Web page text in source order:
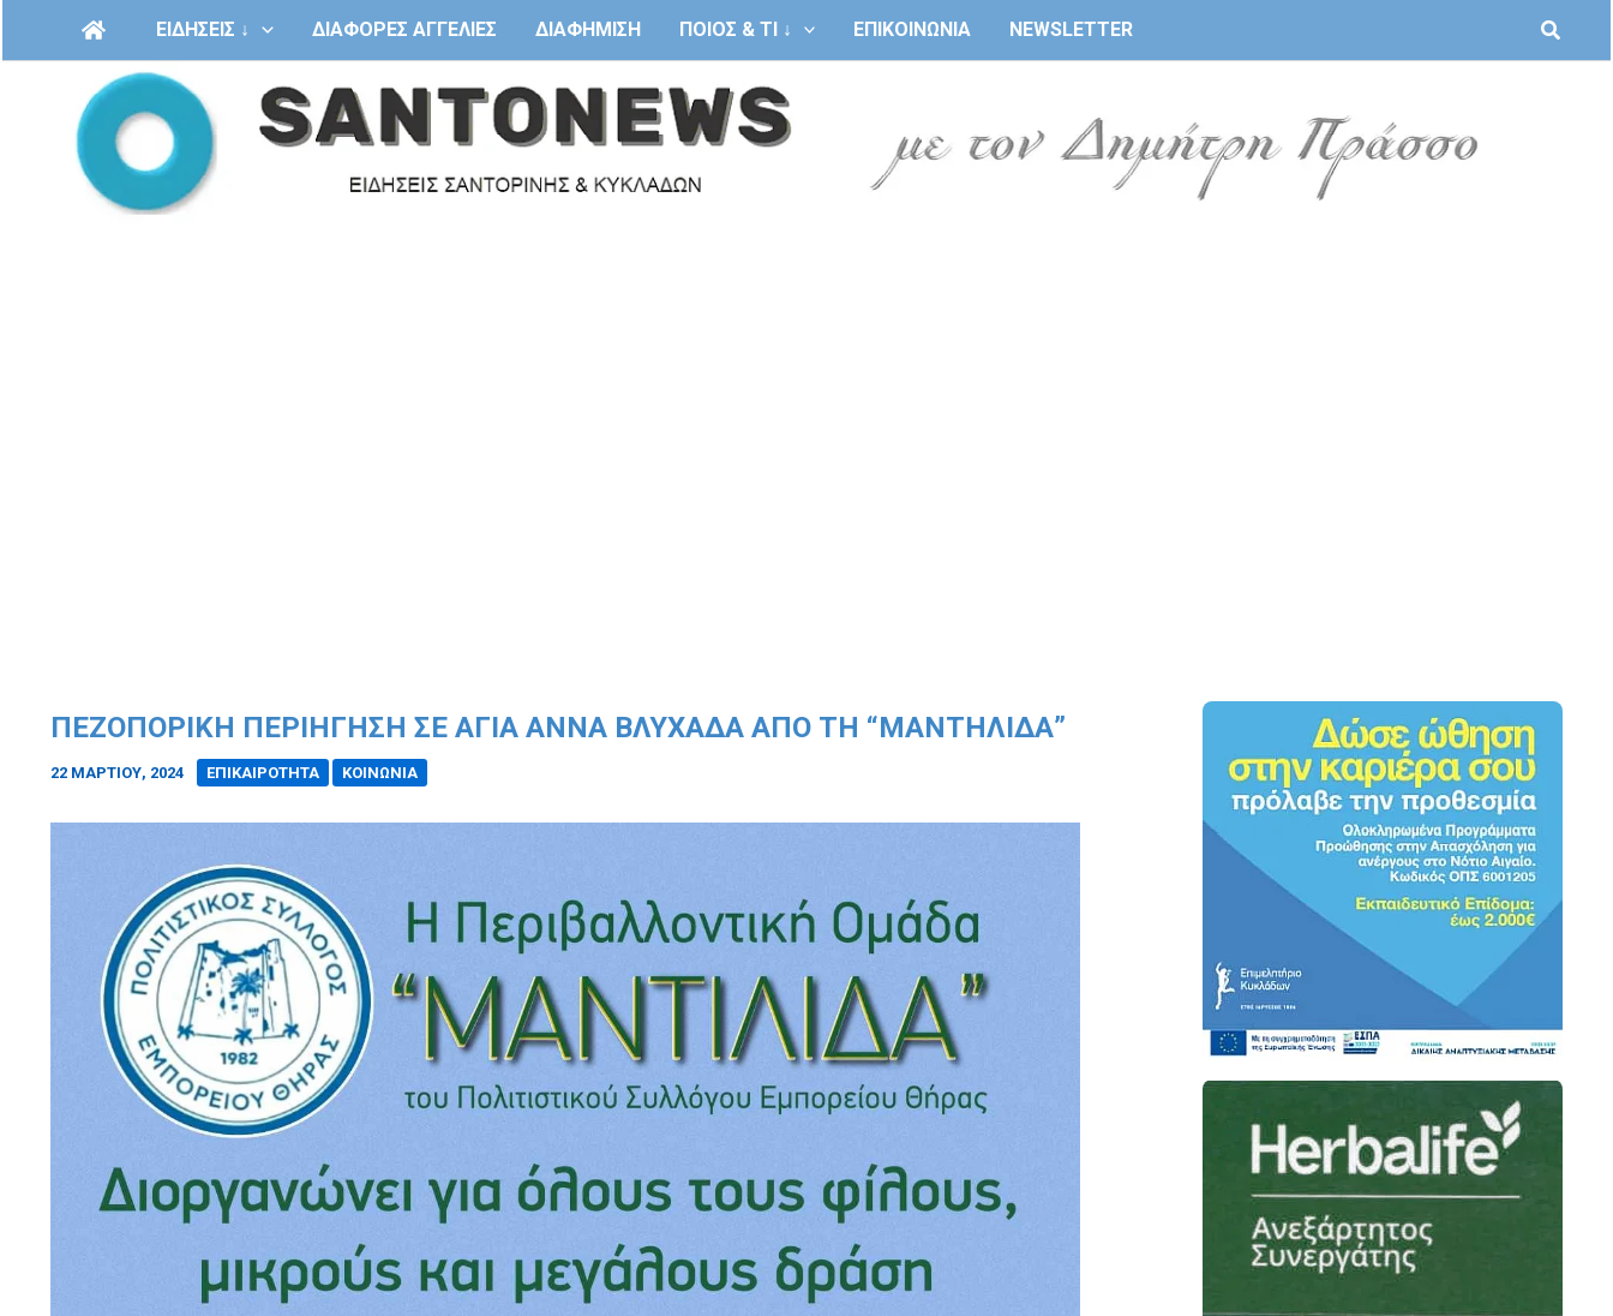
ΕΙΔΗΣΕΙΣ ↓ ΔΙΑΦΟΡΕΣ ΑΓΓΕΛΙΕΣ ΔΙΑΦΗΜΙΣΗ ΠΟΙΟΣ & ΤΙ ↓ ΕΠΙΚΟΙΝΩΝΙΑ NEWSLETTER
ΠΕΖΟΠΟΡΙΚΉ ΠΕΡΙΉΓΗΣΗ ΣΕ ΑΓΊΑ ΑΝΝΑ ΒΛΥΧΆΔΑ ΑΠΌ ΤΗ “ΜΑΝΤΗΛΊΔΑ”
22 ΜΑΡΤΊΟΥ, 2024 ΕΠΙΚΑΙΡΟΤΗΤΑ ΚΟΙΝΩΝΙΑ